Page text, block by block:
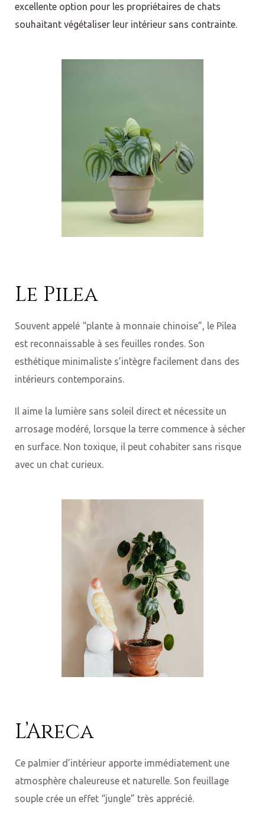
excellente option pour les propriétaires de chats
souhaitant végétaliser leur intérieur sans contrainte.
Le Pilea
Souvent appelé “plante à monnaie chinoise”, le Pilea
est reconnaissable à ses feuilles rondes. Son
esthétique minimaliste s’intègre facilement dans des
intérieurs contemporains.
Il aime la lumière sans soleil direct et nécessite un
arrosage modéré, lorsque la terre commence à sécher
en surface. Non toxique, il peut cohabiter sans risque
avec un chat curieux.
L’Areca
Ce palmier d’intérieur apporte immédiatement une
atmosphère chaleureuse et naturelle. Son feuillage
souple crée un effet “jungle” très apprécié.